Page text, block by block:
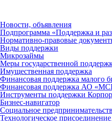
Новости, объявления
Подпрограмма «Поддержка и
Нормативно-правовые
Виды поддержки
Микрозаймы
Меры государственной
Имущественная поддержка
Финансовая поддержка малого
Финансовая поддержка АО
Инструменты поддержки
Бизнес-навигатор
Социальное
Технологическое